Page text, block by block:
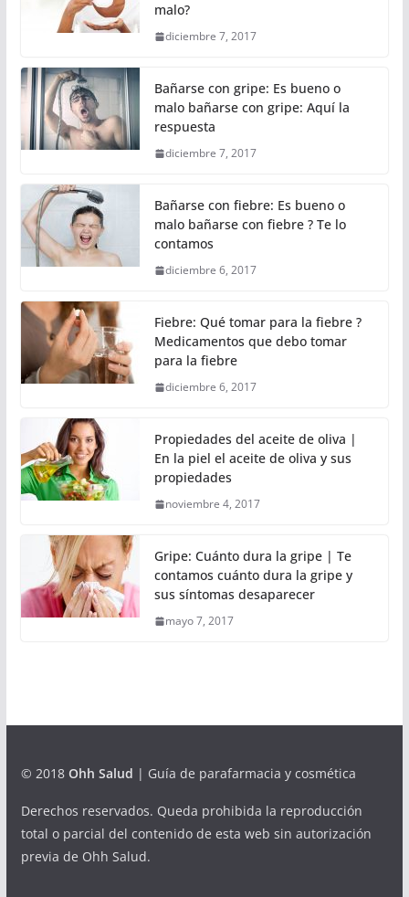
malo?
diciembre 7, 2017
Bañarse con gripe: Es bueno o
malo bañarse con gripe: Aquí la
respuesta
diciembre 7, 2017
Bañarse con fiebre: Es bueno o
malo bañarse con fiebre ? Te lo
contamos
diciembre 6, 2017
Fiebre: Qué tomar para la fiebre ?
Medicamentos que debo tomar
para la fiebre
diciembre 6, 2017
Propiedades del aceite de oliva |
En la piel el aceite de oliva y sus
propiedades
noviembre 4, 2017
Gripe: Cuánto dura la gripe | Te
contamos cuánto dura la gripe y
sus síntomas desaparecer
mayo 7, 2017
© 2018 Ohh Salud | Guía de parafarmacia y cosmética
Derechos reservados. Queda prohibida la reproducción
total o parcial del contenido de esta web sin autorización
previa de Ohh Salud.